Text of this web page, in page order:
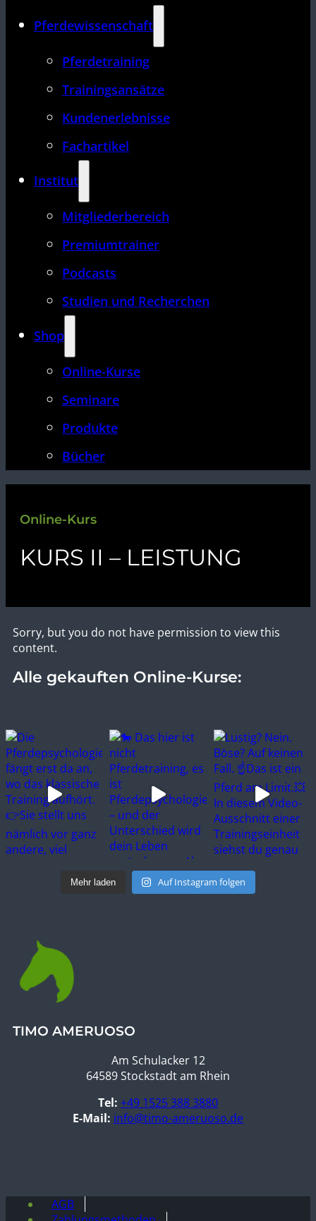
Pferdewissenschaft
Pferdetraining
Trainingsansätze
Kundenerlebnisse
Fachartikel
Institut
Mitgliederbereich
Premiumtrainer
Podcasts
Studien und Recherchen
Shop
Online-Kurse
Seminare
Produkte
Bücher
Online-Kurs
KURS II – LEISTUNG
Sorry, but you do not have permission to view this
content.
Alle gekauften Online-Kurse:
Mehr laden Auf Instagram folgen
TIMO AMERUOSO
Am Schulacker 12
64589 Stockstadt am Rhein
Tel: +49 1525 388 3880
E-Mail: info@timo-ameruoso.de
AGB